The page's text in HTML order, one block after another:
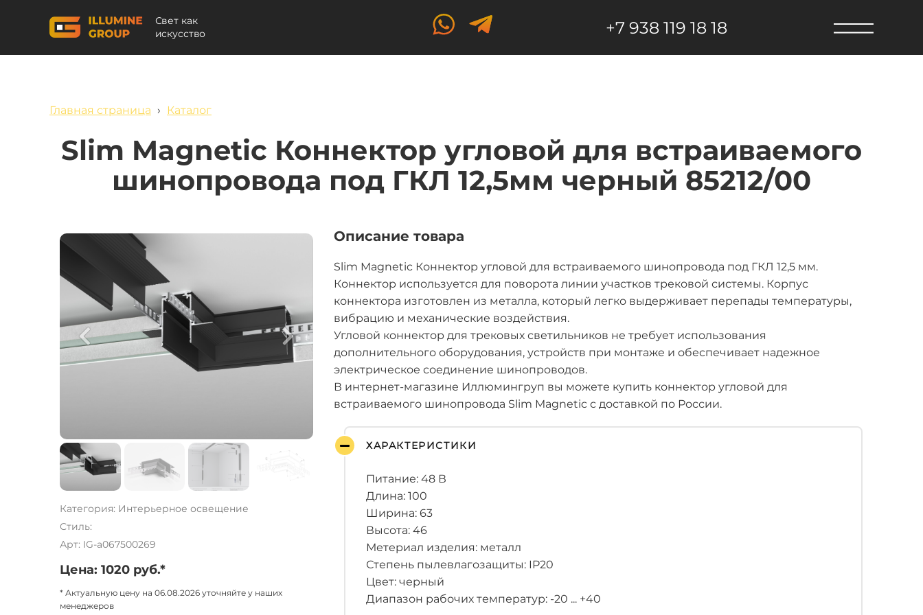
Свет как
искусство
+7 938 119 18 18
Главная страница › Каталог
Slim Magnetic Коннектор угловой для встраиваемого
шинопровода под ГКЛ 12,5мм черный 85212/00
Категория: Интерьерное освещение
Стиль:
Арт: IG-a067500269
Цена: 1020 руб.*
* Актуальную цену на 06.08.2026 уточняйте у наших
менеджеров
Описание товара
Slim Magnetic Коннектор угловой для встраиваемого шинопровода под ГКЛ 12,5 мм.
Коннектор используется для поворота линии участков трековой системы. Корпус
коннектора изготовлен из металла, который легко выдерживает перепады температуры,
вибрацию и механические воздействия.
Угловой коннектор для трековых светильников не требует использования
дополнительного оборудования, устройств при монтаже и обеспечивает надежное
электрическое соединение шинопроводов.
В интернет-магазине Иллюмингруп вы можете купить коннектор угловой для
встраиваемого шинопровода Slim Magnetic с доставкой по России.
ХАРАКТЕРИСТИКИ
Питание: 48 В
Длина: 100
Ширина: 63
Высота: 46
Метериал изделия: металл
Степень пылевлагозащиты: IP20
Цвет: черный
Диапазон рабочих температур: -20 ... +40